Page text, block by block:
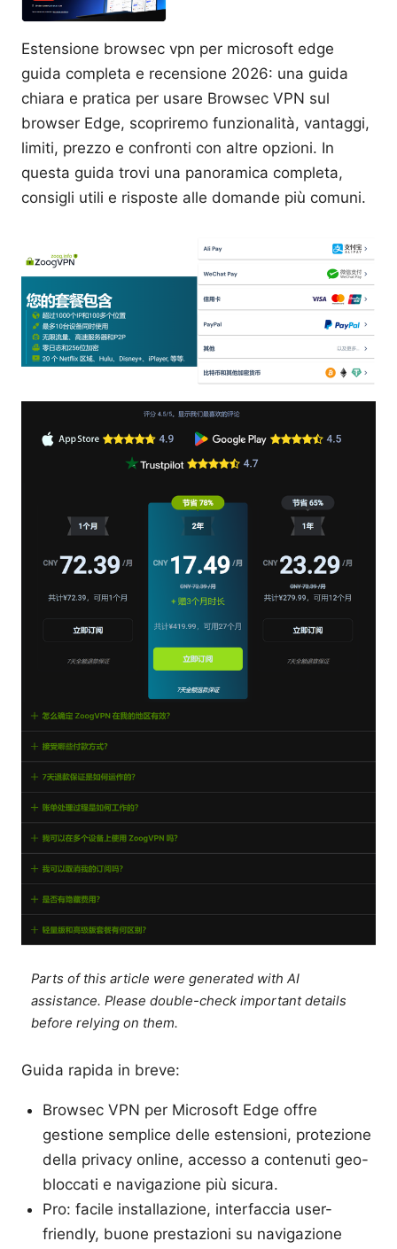
Estensione browsec vpn per microsoft edge
guida completa e recensione 2026: una guida
chiara e pratica per usare Browsec VPN sul
browser Edge, scopriremo funzionalità, vantaggi,
limiti, prezzo e confronti con altre opzioni. In
questa guida trovi una panoramica completa,
consigli utili e risposte alle domande più comuni.
Parts of this article were generated with AI
assistance. Please double-check important details
before relying on them.
Guida rapida in breve:
Browsec VPN per Microsoft Edge offre
gestione semplice delle estensioni, protezione
della privacy online, accesso a contenuti geo-
bloccati e navigazione più sicura.
Pro: facile installazione, interfaccia user-
friendly, buone prestazioni su navigazione